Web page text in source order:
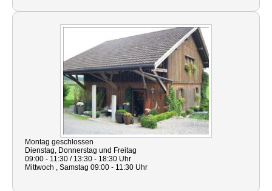
Montag geschlossen
Dienstag, Donnerstag und Freitag
09:00 - 11:30 / 13:30 - 18:30 Uhr
Mittwoch , Samstag 09:00 - 11:30 Uhr